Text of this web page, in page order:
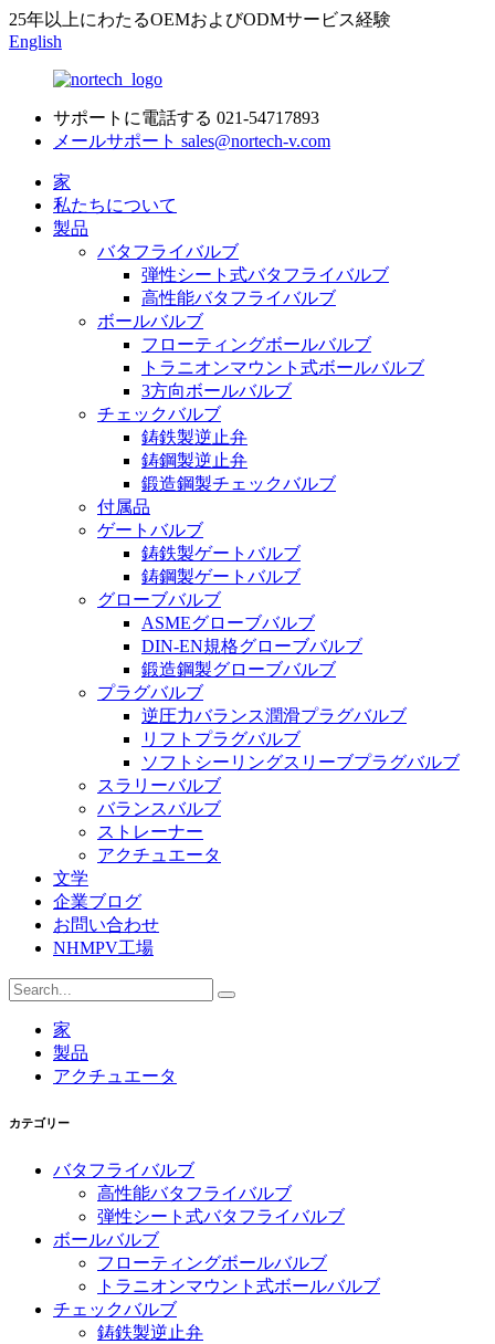
25年以上にわたるOEMおよびODMサービス経験
English
サポートに電話する 021-54717893
メールサポート sales@nortech-v.com
家
私たちについて
製品
バタフライバルブ
弾性シート式バタフライバルブ
高性能バタフライバルブ
ボールバルブ
フローティングボールバルブ
トラニオンマウント式ボールバルブ
3方向ボールバルブ
チェックバルブ
鋳鉄製逆止弁
鋳鋼製逆止弁
鍛造鋼製チェックバルブ
付属品
ゲートバルブ
鋳鉄製ゲートバルブ
鋳鋼製ゲートバルブ
グローブバルブ
ASMEグローブバルブ
DIN-EN規格グローブバルブ
鍛造鋼製グローブバルブ
プラグバルブ
逆圧力バランス潤滑プラグバルブ
リフトプラグバルブ
ソフトシーリングスリーブプラグバルブ
スラリーバルブ
バランスバルブ
ストレーナー
アクチュエータ
文学
企業ブログ
お問い合わせ
NHMPV工場
家
製品
アクチュエータ
カテゴリー
バタフライバルブ
高性能バタフライバルブ
弾性シート式バタフライバルブ
ボールバルブ
フローティングボールバルブ
トラニオンマウント式ボールバルブ
チェックバルブ
鋳鉄製逆止弁